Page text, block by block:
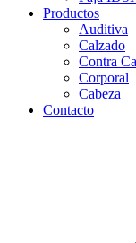
Productos
Auditiva
Calzado
Contra
Corporal
Cabeza
Contacto